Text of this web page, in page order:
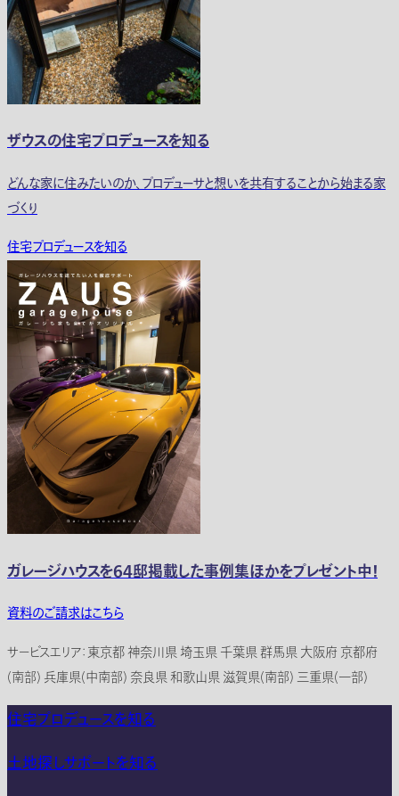
ザウスの住宅プロデュースを知る
どんな家に住みたいのか、プロデューサと想いを共有することから始まる家
づくり
住宅プロデュースを知る
ガレージハウスを64邸掲載した事例集ほかをプレゼント中！
資料のご請求はこちら
サービスエリア：東京都 神奈川県 埼玉県 千葉県 群馬県 大阪府 京都府
(南部) 兵庫県(中南部) 奈良県 和歌山県 滋賀県(南部) 三重県(一部)
住宅プロデュースを知る
土地探しサポートを知る